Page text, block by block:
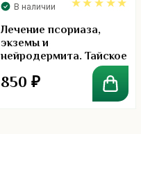
В наличии
5.00
Лечение псориаза,
экземы и
нейродермита. Тайское
народное средство
psoriasis herb spray. 60
850 ₽